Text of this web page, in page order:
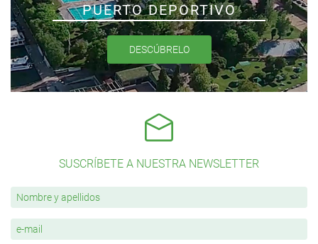
PUERTO DEPORTIVO
DESCÚBRELO
SUSCRÍBETE A NUESTRA NEWSLETTER